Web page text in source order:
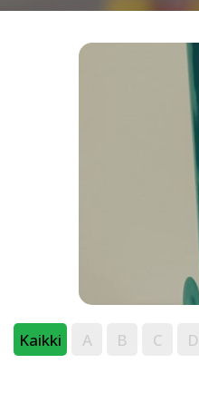
Kaikki A B C D